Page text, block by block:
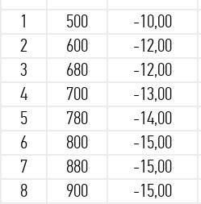
1
500 -10,00
2
600 -12,00
3
680 -12,00
4
700 -13,00
5
780 -14,00
6
800 -15,00
7
880 -15,00
8
900 -15,00